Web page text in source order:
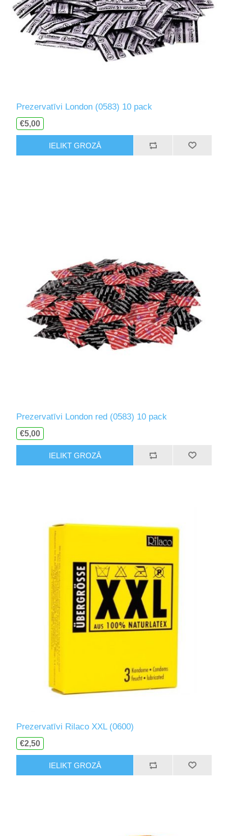
Prezervatīvi London (0583) 10 pack
€5,00
IELIKT GROZĀ
Prezervatīvi London red (0583) 10 pack
€5,00
IELIKT GROZĀ
Prezervatīvi Rilaco XXL (0600)
€2,50
IELIKT GROZĀ